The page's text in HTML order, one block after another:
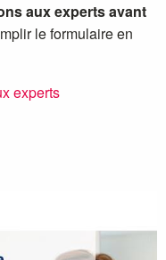
aux experts avant
le formulaire en
experts